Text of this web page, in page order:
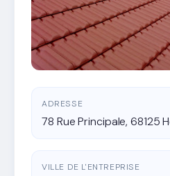
ADRESSE
78 Rue Principale, 68125
VILLE DE L'ENTREPRISE